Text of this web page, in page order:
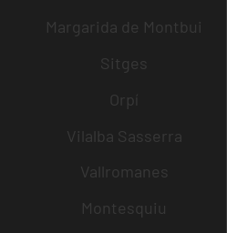
Margarida de Montbui
Sitges
Orpí
Vilalba Sasserra
Vallromanes
Montesquiu